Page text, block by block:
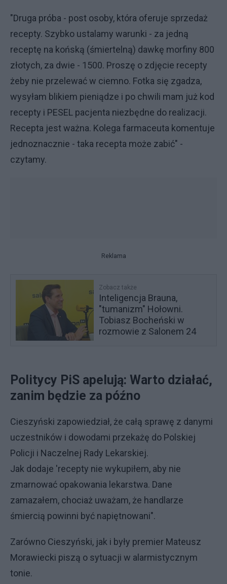
"Druga próba - post osoby, która oferuje sprzedaż
recepty. Szybko ustalamy warunki - za jedną
receptę na końską (śmiertelną) dawkę morfiny 800
złotych, za dwie - 1500. Proszę o zdjęcie recepty
żeby nie przelewać w ciemno. Fotka się zgadza,
wysyłam blikiem pieniądze i po chwili mam już kod
recepty i PESEL pacjenta niezbędne do realizacji.
Recepta jest ważna. Kolega farmaceuta komentuje
jednoznacznie - taka recepta może zabić" -
czytamy.
Reklama
Zobacz także
Inteligencja Brauna,
"tumanizm" Hołowni.
Tobiasz Bocheński w
rozmowie z Salonem 24
Politycy PiS apelują: Warto działać,
zanim będzie za późno
Cieszyński zapowiedział, że całą sprawę z danymi
uczestników i dowodami przekażę do Polskiej
Policji i Naczelnej Rady Lekarskiej.
Jak dodaje 'recepty nie wykupiłem, aby nie
zmarnować opakowania lekarstwa. Dane
zamazałem, chociaż uważam, że handlarze
śmiercią powinni być napiętnowani".
Zarówno Cieszyński, jak i były premier Mateusz
Morawiecki piszą o sytuacji w alarmistycznym
tonie.